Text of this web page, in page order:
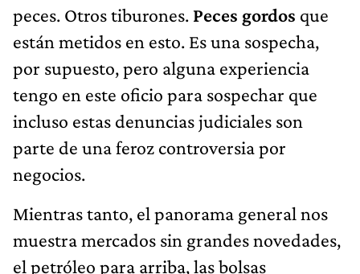
peces. Otros tiburones. Peces gordos que
están metidos en esto. Es una sospecha,
por supuesto, pero alguna experiencia
tengo en este oficio para sospechar que
incluso estas denuncias judiciales son
parte de una feroz controversia por
negocios.
Mientras tanto, el panorama general nos
muestra mercados sin grandes novedades,
el petróleo para arriba, las bolsas